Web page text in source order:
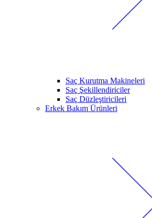
Saç Kurutma Makineleri
Saç Şekillendiriciler
Saç Düzleştiricileri
Erkek Bakım Ürünleri